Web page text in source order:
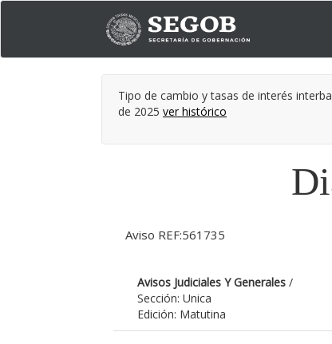
Tipo de cambio y tasas de interés
de 2025 ver histórico
Aviso REF:561735
Avisos Judiciales Y Generales /
Sección: Unica
Edición: Matutina